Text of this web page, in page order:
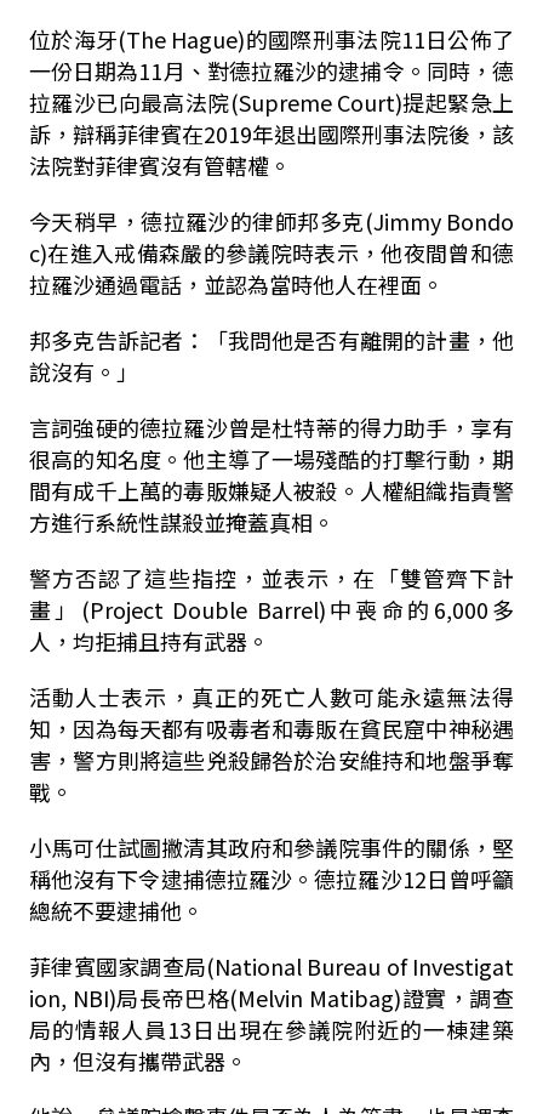
位於海牙(The Hague)的國際刑事法院11日公佈了
一份日期為11月、對德拉羅沙的逮捕令。同時，德
拉羅沙已向最高法院(Supreme Court)提起緊急上
訴，辯稱菲律賓在2019年退出國際刑事法院後，該
法院對菲律賓沒有管轄權。
今天稍早，德拉羅沙的律師邦多克(Jimmy Bondo
c)在進入戒備森嚴的參議院時表示，他夜間曾和德
拉羅沙通過電話，並認為當時他人在裡面。
邦多克告訴記者：「我問他是否有離開的計畫，他
說沒有。」
言詞強硬的德拉羅沙曾是杜特蒂的得力助手，享有
很高的知名度。他主導了一場殘酷的打擊行動，期
間有成千上萬的毒販嫌疑人被殺。人權組織指責警
方進行系統性謀殺並掩蓋真相。
警方否認了這些指控，並表示，在「雙管齊下計
畫」(Project Double Barrel)中喪命的6,000多
人，均拒捕且持有武器。
活動人士表示，真正的死亡人數可能永遠無法得
知，因為每天都有吸毒者和毒販在貧民窟中神秘遇
害，警方則將這些兇殺歸咎於治安維持和地盤爭奪
戰。
小馬可仕試圖撇清其政府和參議院事件的關係，堅
稱他沒有下令逮捕德拉羅沙。德拉羅沙12日曾呼籲
總統不要逮捕他。
菲律賓國家調查局(National Bureau of Investigat
ion, NBI)局長帝巴格(Melvin Matibag)證實，調查
局的情報人員13日出現在參議院附近的一棟建築
內，但沒有攜帶武器。